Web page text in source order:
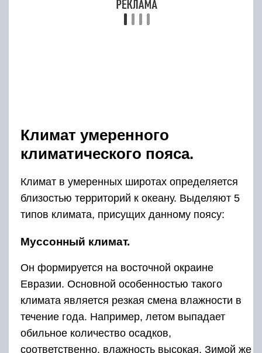
Климат умеренного
климатического пояса.
Климат в умеренных широтах определяется
близостью территорий к океану. Выделяют 5
типов климата, присущих данному поясу:
Муссонный климат.
Он формируется на восточной окраине
Евразии. Основной особенностью такого
климата является резкая смена влажности в
течение года. Например, летом выпадает
обильное количество осадков,
соответственно, влажность высокая. Зимой же